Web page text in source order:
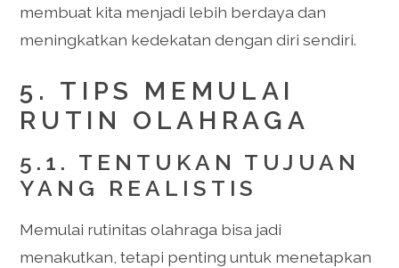
membuat kita menjadi lebih berdaya dan
meningkatkan kedekatan dengan diri sendiri.
5. TIPS MEMULAI
RUTIN OLAHRAGA
5.1. TENTUKAN TUJUAN
YANG REALISTIS
Memulai rutinitas olahraga bisa jadi
menakutkan, tetapi penting untuk menetapkan